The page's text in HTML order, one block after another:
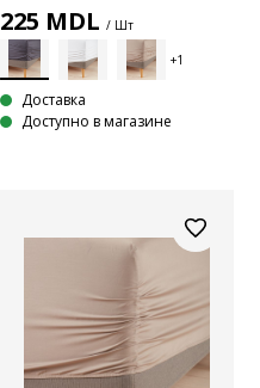
225 MDL / Шт
Доставка
Доступно в магазине